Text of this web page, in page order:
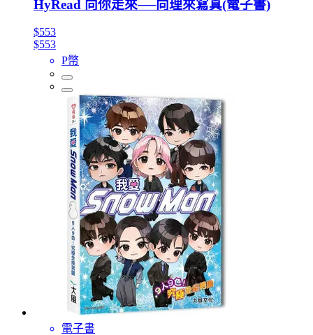
HyRead 向你走來──向理來寫真(電子書)
$553
$553
P幣
電子書